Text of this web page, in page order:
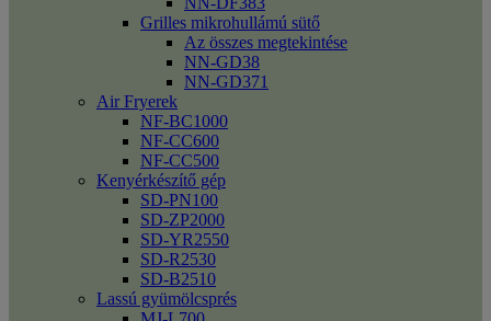
Grilles mikrohullámú sütő
Az összes megtekintése
NN-GD38
NN-GD371
Air Fryerek
NF-BC1000
NF-CC600
NF-CC500
Kenyérkészítő gép
SD-PN100
SD-ZP2000
SD-YR2550
SD-R2530
SD-B2510
Lassú gyümölcsprés